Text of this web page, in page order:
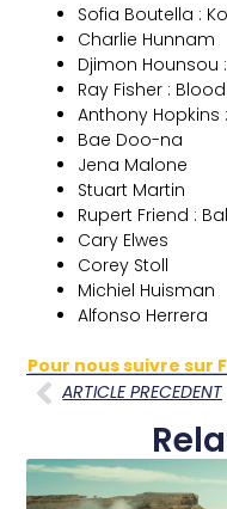
Sofia Boutella :
Charlie Hunnam
Djimon Hounsou
Ray Fisher :
Anthony Hopkins
Bae Doo-na
Jena Malone
Stuart Martin
Rupert Friend :
Cary Elwes
Corey Stoll
Michiel Huisman
Alfonso Herrera
Pour nous suivre sur
ARTICLE PRECEDENT